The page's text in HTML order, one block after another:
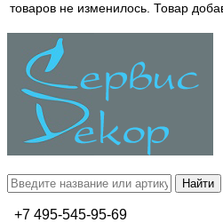
товаров не изменилось. Товар
+7 495-545-95-69